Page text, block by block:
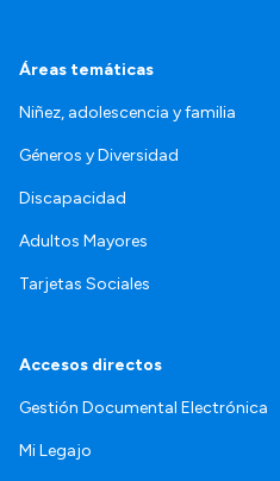
Áreas temáticas
Niñez, adolescencia y familia
Géneros y Diversidad
Discapacidad
Adultos Mayores
Tarjetas Sociales
Accesos directos
Gestión Documental Electrónica
Mi Legajo